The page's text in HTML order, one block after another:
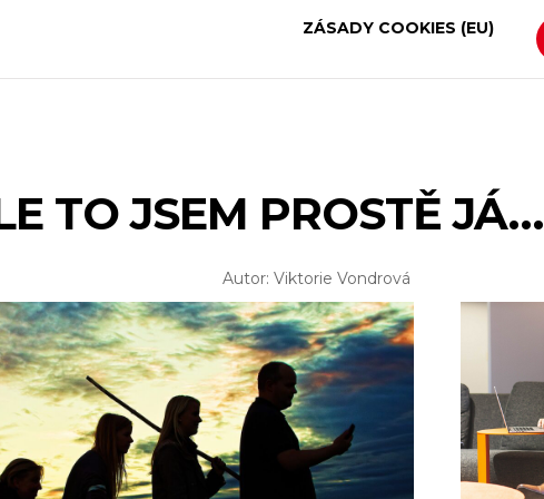
ZÁSADY COOKIES (EU)
TO JSEM PROSTĚ JÁ…
Autor: Viktorie Vondrová